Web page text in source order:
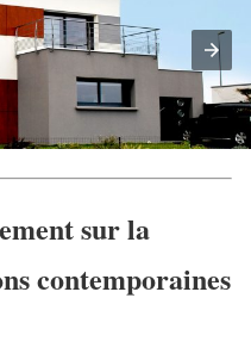
sur la
contemporaines